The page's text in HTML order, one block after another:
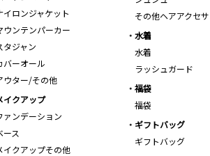
イロンジャケット
ウンテンパーカー
タジャン
バーオール
ウター/その他
その他ヘアアクセ
水着
水着
ラッシュガード
福袋
福袋
イクアップ
ァンデーション
ース
イクアップその他
ギフトバッグ
ギフトバッグ